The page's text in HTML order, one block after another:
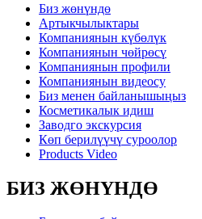
Биз жөнүндө
Артыкчылыктары
Компаниянын күбөлүк
Компаниянын чөйрөсү
Компаниянын профили
Компаниянын видеосу
Биз менен байланышыңыз
Косметикалык идиш
Заводго экскурсия
Көп берилүүчү суроолор
Products Video
БИЗ ЖӨНҮНДӨ